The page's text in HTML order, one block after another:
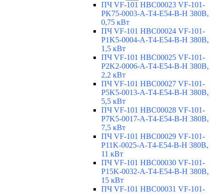
ПЧ VF-101 HBC00023 VF-101-
PK75-0003-A-T4-E54-B-H 380В,
0,75 кВт
ПЧ VF-101 HBC00024 VF-101-
P1K5-0004-A-T4-E54-B-H 380В,
1,5 кВт
ПЧ VF-101 HBC00025 VF-101-
P2K2-0006-A-T4-E54-B-H 380В,
2,2 кВт
ПЧ VF-101 HBC00027 VF-101-
P5K5-0013-A-T4-E54-B-H 380В,
5,5 кВт
ПЧ VF-101 HBC00028 VF-101-
P7K5-0017-A-T4-E54-B-H 380В,
7,5 кВт
ПЧ VF-101 HBC00029 VF-101-
P11K-0025-A-T4-E54-B-H 380В,
11 кВт
ПЧ VF-101 HBC00030 VF-101-
P15K-0032-A-T4-E54-B-H 380В,
15 кВт
ПЧ VF-101 HBC00031 VF-101-